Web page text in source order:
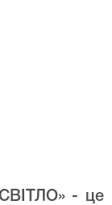
- це